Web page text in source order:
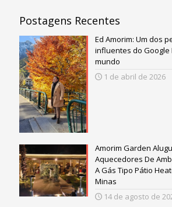
Postagens Recentes
Ed Amorim: Um dos
influentes do Google
mundo
1 de abril de 2026
Amorim Garden
Aquecedores De
A Gás Tipo Pátio
Minas
14 de agosto de